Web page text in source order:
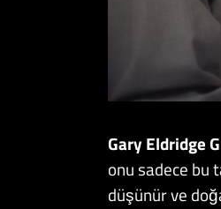
Gary Eldridge
onu sadece bu
düşünür ve